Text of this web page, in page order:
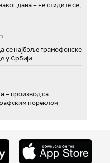
дана – не стидите се,
се најбоље грамофонске
у Србији
– производ са
пореклом